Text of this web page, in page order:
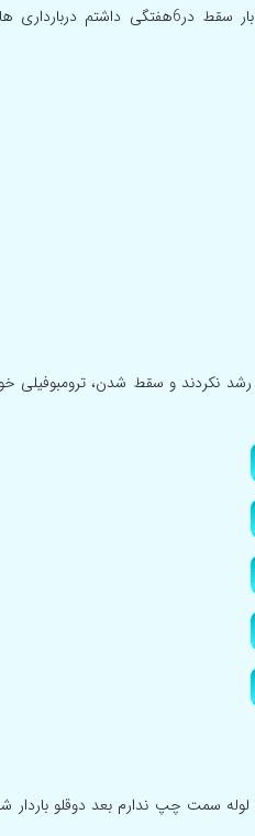
باسلام خانمی28ساله هستم رحمم دوشاخه هست.6بار سقط در6هفتگی
بارداری داشتم و هر 4تا بیشتر از 5 هفته رشد نکردند و سقط شدن،